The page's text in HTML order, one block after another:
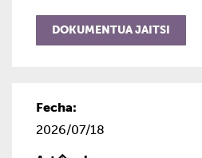
DOKUMENTUA JAITSI
2026/07/18